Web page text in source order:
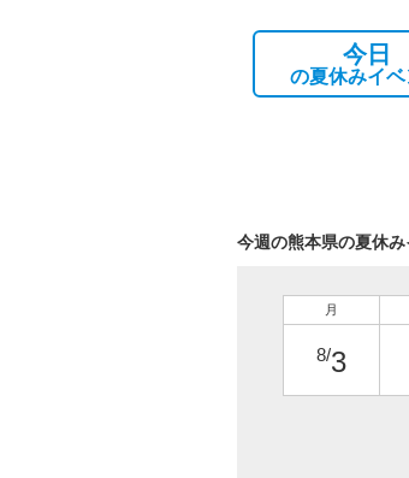
今日
の夏休みイベ
今週の熊本県の夏休
月
8/3